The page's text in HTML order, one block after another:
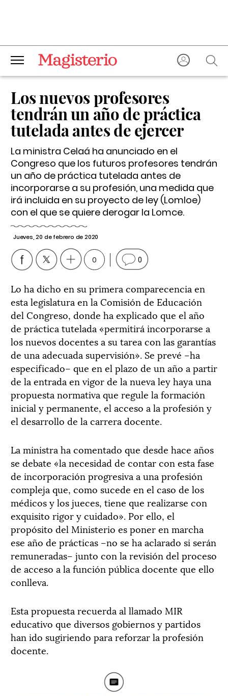
Los nuevos profesores
tendrán un año de práctica
tutelada antes de ejercer
La ministra Celaá ha anunciado en el
Congreso que los futuros profesores tendrán
un año de práctica tutelada antes de
incorporarse a su profesión, una medida que
irá incluida en su proyecto de ley (Lomloe)
con el que se quiere derogar la Lomce.
Jueves, 20 de febrero de 2020
0 0
Lo ha dicho en su primera comparecencia en
esta legislatura en la Comisión de Educación
del Congreso, donde ha explicado que el año
de práctica tutelada «permitirá incorporarse a
los nuevos docentes a su tarea con las garantías
de una adecuada supervisión». Se prevé –ha
especificado– que en el plazo de un año a partir
de la entrada en vigor de la nueva ley haya una
propuesta normativa que regule la formación
inicial y permanente, el acceso a la profesión y
el desarrollo de la carrera docente.
La ministra ha comentado que desde hace años
se debate «la necesidad de contar con esta fase
de incorporación progresiva a una profesión
compleja que, como sucede en el caso de los
médicos y los jueces, tiene que realizarse con
exquisito rigor y cuidado». Por ello, el
propósito del Ministerio es poner en marcha
ese año de prácticas –no se ha aclarado si serán
remuneradas– junto con la revisión del proceso
de acceso a la función pública docente que ello
conlleva.
Esta propuesta recuerda al llamado MIR
educativo que diversos gobiernos y partidos
han ido sugiriendo para reforzar la profesión
docente.